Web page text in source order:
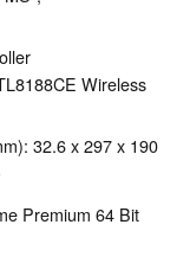
Wireless
32.6 x 297 x 190
Premium 64 Bit